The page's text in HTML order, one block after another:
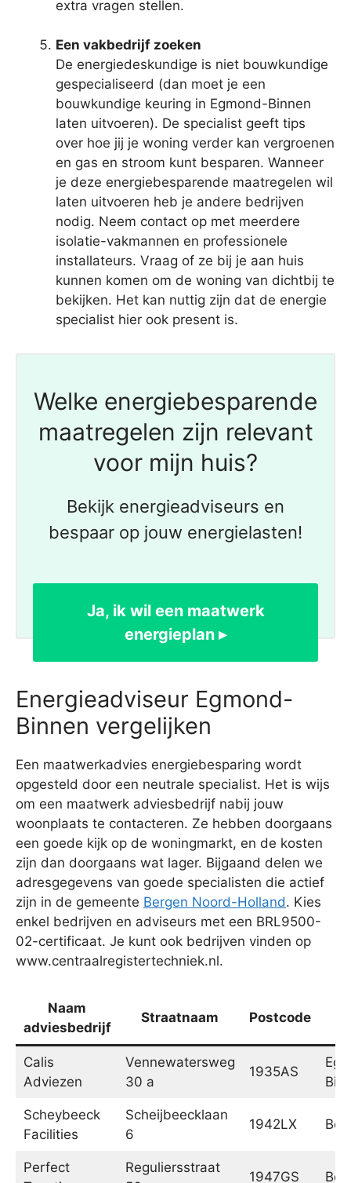
extra vragen stellen.
Een vakbedrijf zoeken
De energiedeskundige is niet bouwkundige
gespecialiseerd (dan moet je een
bouwkundige keuring in Egmond-Binnen
laten uitvoeren). De specialist geeft tips
over hoe jij je woning verder kan vergroenen
en gas en stroom kunt besparen. Wanneer
je deze energiebesparende maatregelen wil
laten uitvoeren heb je andere bedrijven
nodig. Neem contact op met meerdere
isolatie-vakmannen en professionele
installateurs. Vraag of ze bij je aan huis
kunnen komen om de woning van dichtbij te
bekijken. Het kan nuttig zijn dat de energie
specialist hier ook present is.
Welke energiebesparende
maatregelen zijn relevant
voor mijn huis?
Bekijk energieadviseurs en
bespaar op jouw energielasten!
Ja, ik wil een maatwerk
energieplan ▸
Energieadviseur Egmond-
Binnen vergelijken
Een maatwerkadvies energiebesparing wordt
opgesteld door een neutrale specialist. Het is wijs
om een maatwerk adviesbedrijf nabij jouw
woonplaats te contacteren. Ze hebben doorgaans
een goede kijk op de woningmarkt, en de kosten
zijn dan doorgaans wat lager. Bijgaand delen we
adresgegevens van goede specialisten die actief
zijn in de gemeente Bergen Noord-Holland. Kies
enkel bedrijven en adviseurs met een BRL9500-
02-certificaat. Je kunt ook bedrijven vinden op
www.centraalregistertechniek.nl.
Naam
adviesbedrijf
Straatnaam Postcode
Calis
Adviezen
Vennewatersweg
30 a
1935AS
Scheybeeck
Facilities
Scheijbeecklaan
6
1942LX
Perfect
Reguliersstraat
1947GS